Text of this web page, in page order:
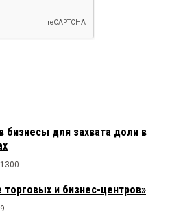
бизнесы для захвата доли в
1300
и бизнес-центров»